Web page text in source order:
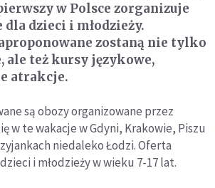
w Polsce zorganizuje
dla dzieci i młodzieży.
zostaną nie tylko
ale też kursy językowe,
atrakcje.
są obozy organizowane przez
w te wakacje w Gdyni, Krakowie, Piszu
niedaleko Łodzi. Oferta
i młodzieży w wieku 7-17 lat.